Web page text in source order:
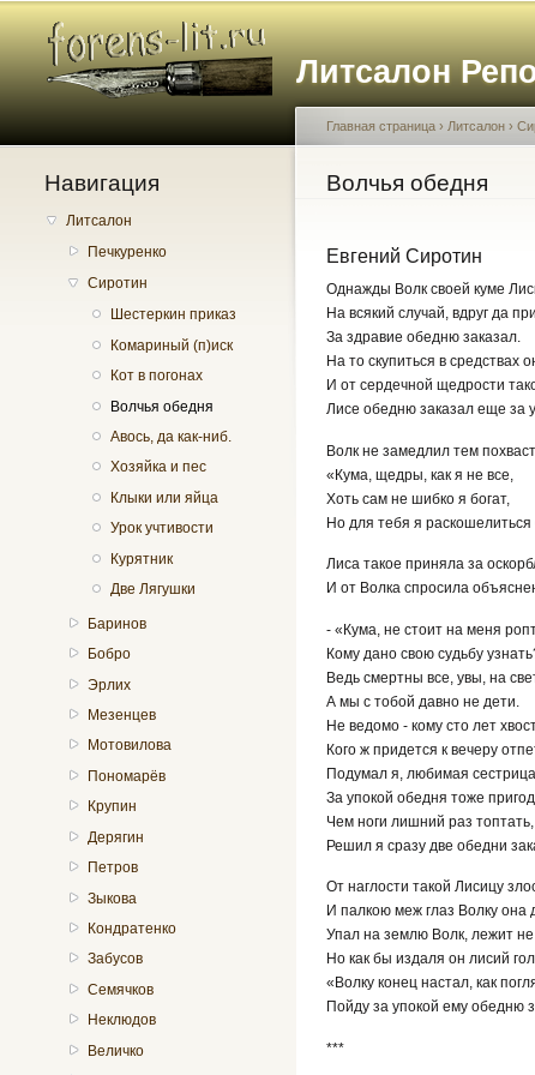
Литсалон
Навигация
Литсалон
Печкуренко
Сиротин
Шестеркин приказ
Комариный (п)иск
Кот в погонах
Волчья обедня
Авось, да как-ниб.
Хозяйка и пес
Клыки или яйца
Урок учтивости
Курятник
Две Лягушки
Баринов
Бобро
Эрлих
Мезенцев
Мотовилова
Пономарёв
Крупин
Дерягин
Петров
Зыкова
Кондратенко
Забусов
Семячков
Неклюдов
Величко
Вы здесь
Главная страница › Литсалон ›
Волчья обедня
Евгений Сиротин
Однажды Волк своей куме
На всякий случай, вдруг да
За здравие обедню заказал.
На то скупиться в средствах
И от сердечной щедрости
Лисе обедню заказал еще за
Волк не замедлил тем
«Кума, щедры, как я не все,
Хоть сам не шибко я богат,
Но для тебя я раскошелиться
Лиса такое приняла за
И от Волка спросила
- «Кума, не стоит на меня
Кому дано свою судьбу
Ведь смертны все, увы, на
А мы с тобой давно не дети.
Не ведомо - кому сто лет
Кого ж придется к вечеру
Подумал я, любимая сестрица,
За упокой обедня тоже
Чем ноги лишний раз топтать,
Решил я сразу две обедни
От наглости такой Лисицу
И палкою меж глаз Волку она
Упал на землю Волк, лежит
Но как бы издаля он лисий
«Волку конец настал, как
Пойду за упокой ему обедню
***